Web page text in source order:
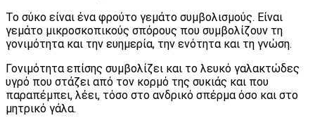
Το σύκο είναι ένα φρούτο γεμάτο συμβολισμούς. Είναι
γεμάτο μικροσκοπικούς σπόρους που συμβολίζουν τη
γονιμότητα και την ευημερία, την ενότητα και τη γνώση.
Γονιμότητα επίσης συμβολίζει και το λευκό γαλακτώδες
υγρό που στάζει από τον κορμό της συκιάς και που
παραπέμπει, λέει, τόσο στο ανδρικό σπέρμα όσο και στο
μητρικό γάλα.